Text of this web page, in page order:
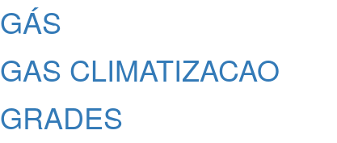
GÁS
GAS CLIMATIZACAO
GRADES